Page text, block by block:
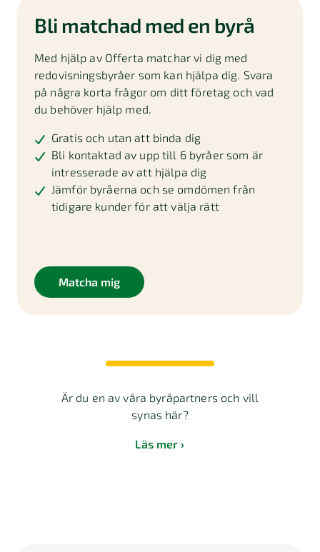
Bli matchad med en byrå
Med hjälp av Offerta matchar vi dig med
redovisningsbyråer som kan hjälpa dig. Svara
på några korta frågor om ditt företag och vad
du behöver hjälp med.
Gratis och utan att binda dig
Bli kontaktad av upp till 6 byråer som är
intresserade av att hjälpa dig
Jämför byråerna och se omdömen från
tidigare kunder för att välja rätt
Matcha mig
Är du en av våra byråpartners och vill
synas här?
Läs mer